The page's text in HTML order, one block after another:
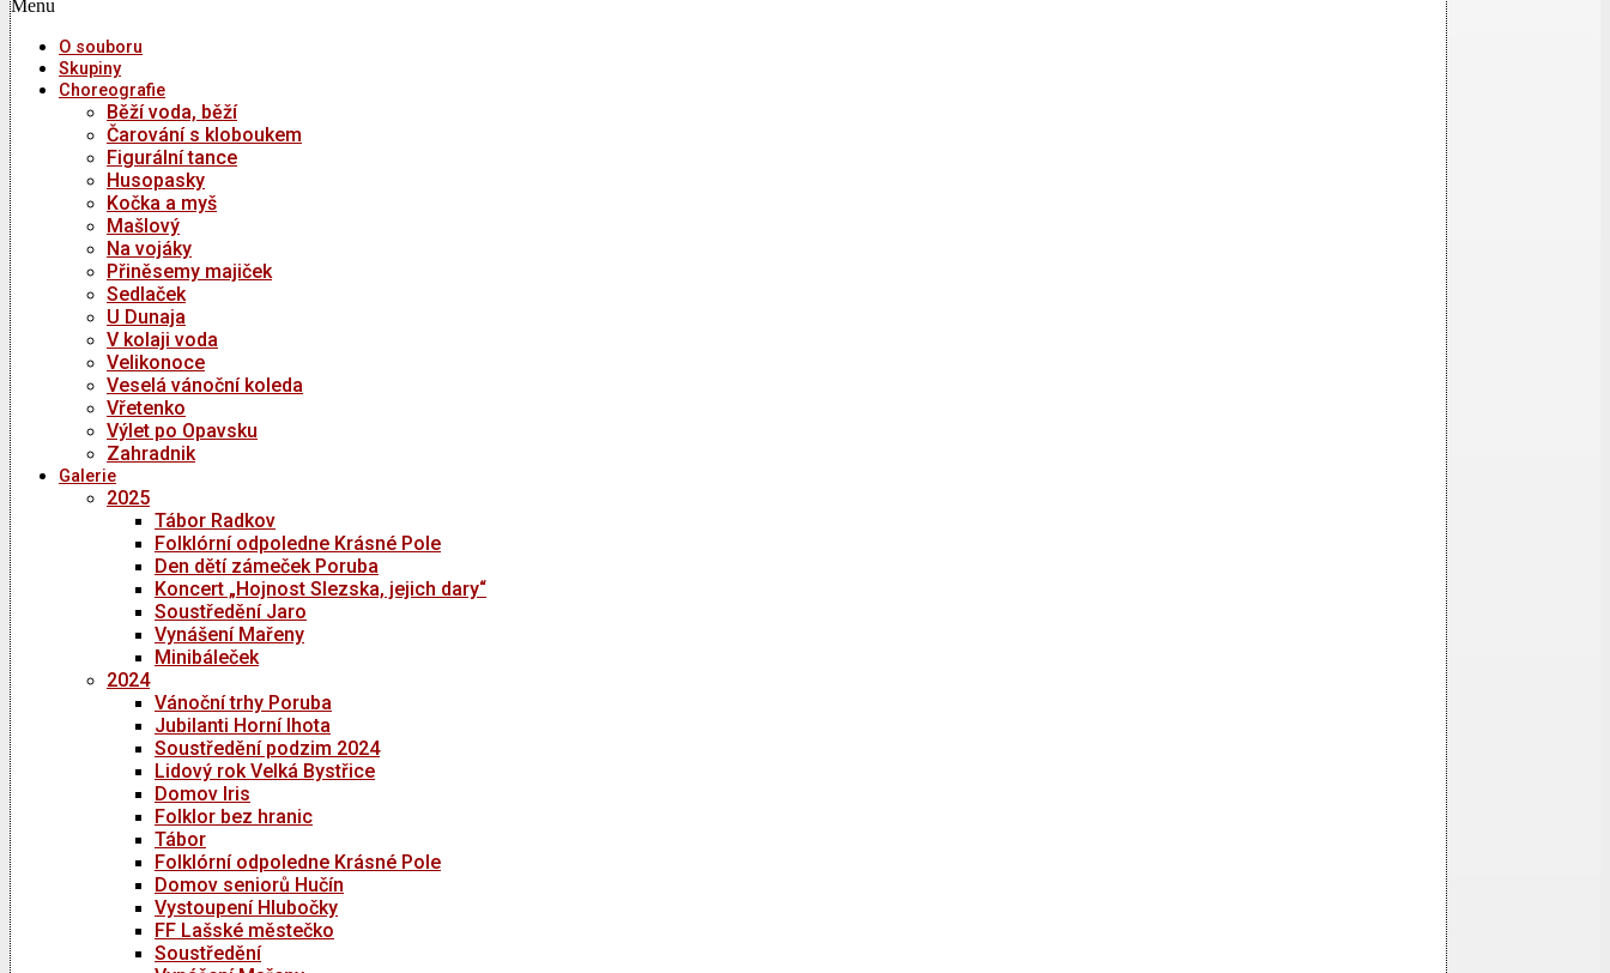
Menu
O souboru
Skupiny
Choreografie
Běží voda, běží
Čarování s kloboukem
Figurální tance
Husopasky
Kočka a myš
Mašlový
Na vojáky
Přiněsemy majiček
Sedlaček
U Dunaja
V kolaji voda
Velikonoce
Veselá vánoční koleda
Vřetenko
Výlet po Opavsku
Zahradnik
Galerie
2025
Tábor Radkov
Folklórní odpoledne Krásné Pole
Den dětí zámeček Poruba
Koncert „Hojnost Slezska, jejich dary“
Soustředění Jaro
Vynášení Mařeny
Minibáleček
2024
Vánoční trhy Poruba
Jubilanti Horní lhota
Soustředění podzim 2024
Lidový rok Velká Bystřice
Domov Iris
Folklor bez hranic
Tábor
Folklórní odpoledne Krásné Pole
Domov seniorů Hučín
Vystoupení Hlubočky
FF Lašské městečko
Soustředění